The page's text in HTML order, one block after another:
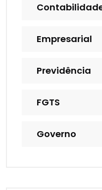
Empresarial
Previdência
FGTS
Governo